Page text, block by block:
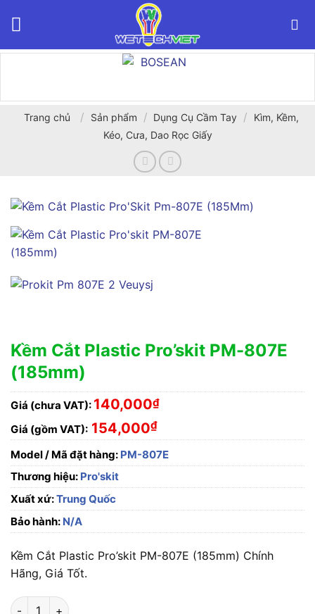
Trang chủ / Sản phẩm / Dụng Cụ Cầm Tay /
Kìm, Kềm,
Kéo, Cưa, Dao Rọc Giấy
Kềm Cắt Plastic Pro’skit PM-807E
(185mm)
Giá (chưa VAT): 140,000₫
Giá (gồm VAT): 154,000₫
Model / Mã đặt hàng: PM-807E
Thương hiệu: Pro'skit
Xuất xứ:Trung Quốc
Bảo hành: N/A
Kềm Cắt Plastic Pro’skit PM-807E (185mm) Chính
Hãng, Giá Tốt.
Kềm Cắt Plastic Pro'skit PM-807E (185mm) số lượng